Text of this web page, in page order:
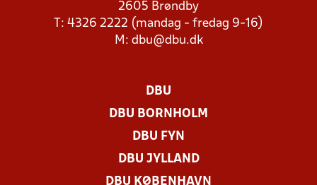
2605 Brøndby
T: 4326 2222 (mandag - fredag 9-16)
M: dbu@dbu.dk
DBU
DBU BORNHOLM
DBU FYN
DBU JYLLAND
DBU KØBENHAVN